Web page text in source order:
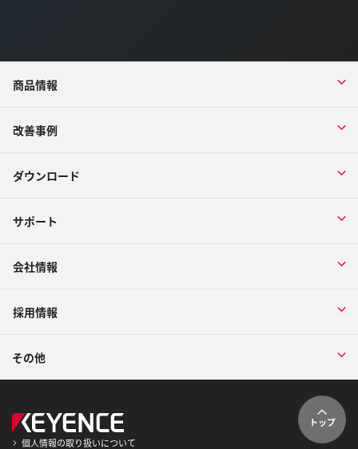
商品情報
改善事例
ダウンロード
サポート
会社情報
採用情報
その他
トップ
個人情報の取り扱いについて